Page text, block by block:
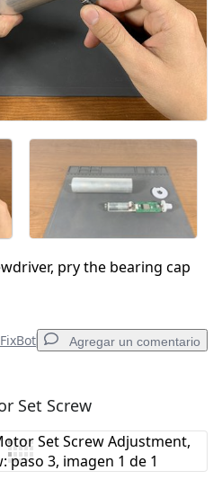
pry the bearing cap
Agregar un comentario
un comentario
Set Screw